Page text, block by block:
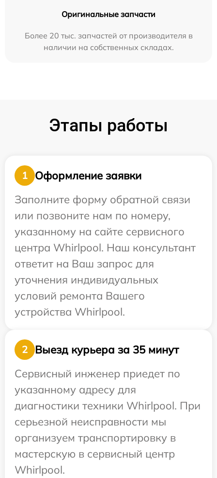
Оригинальные запчасти
Более 20 тыс. запчастей от производителя в
наличии на собственных складах.
Этапы работы
1
Оформление заявки
Заполните форму обратной связи
или позвоните нам по номеру,
указанному на сайте сервисного
центра Whirlpool. Наш консультант
ответит на Ваш запрос для
уточнения индивидуальных
условий ремонта Вашего
устройства Whirlpool.
2
Выезд курьера за 35 минут
Сервисный инженер приедет по
указанному адресу для
диагностики техники Whirlpool. При
серьезной неисправности мы
организуем транспортировку в
мастерскую в сервисный центр
Whirlpool.